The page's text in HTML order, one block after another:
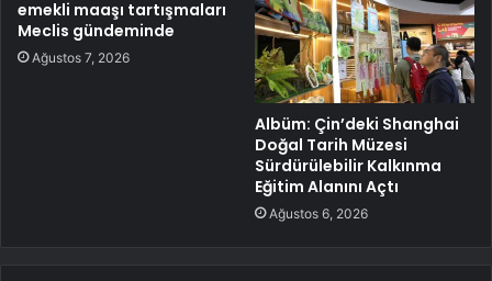
emekli maaşı tartışmaları
Meclis gündeminde
Ağustos 7, 2026
Albüm: Çin’deki Shanghai
Doğal Tarih Müzesi
Sürdürülebilir Kalkınma
Eğitim Alanını Açtı
Ağustos 6, 2026